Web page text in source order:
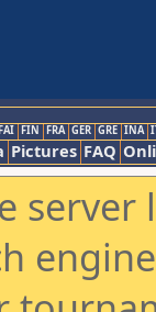
FIN FRA GER GRE INA
Pictures FAQ